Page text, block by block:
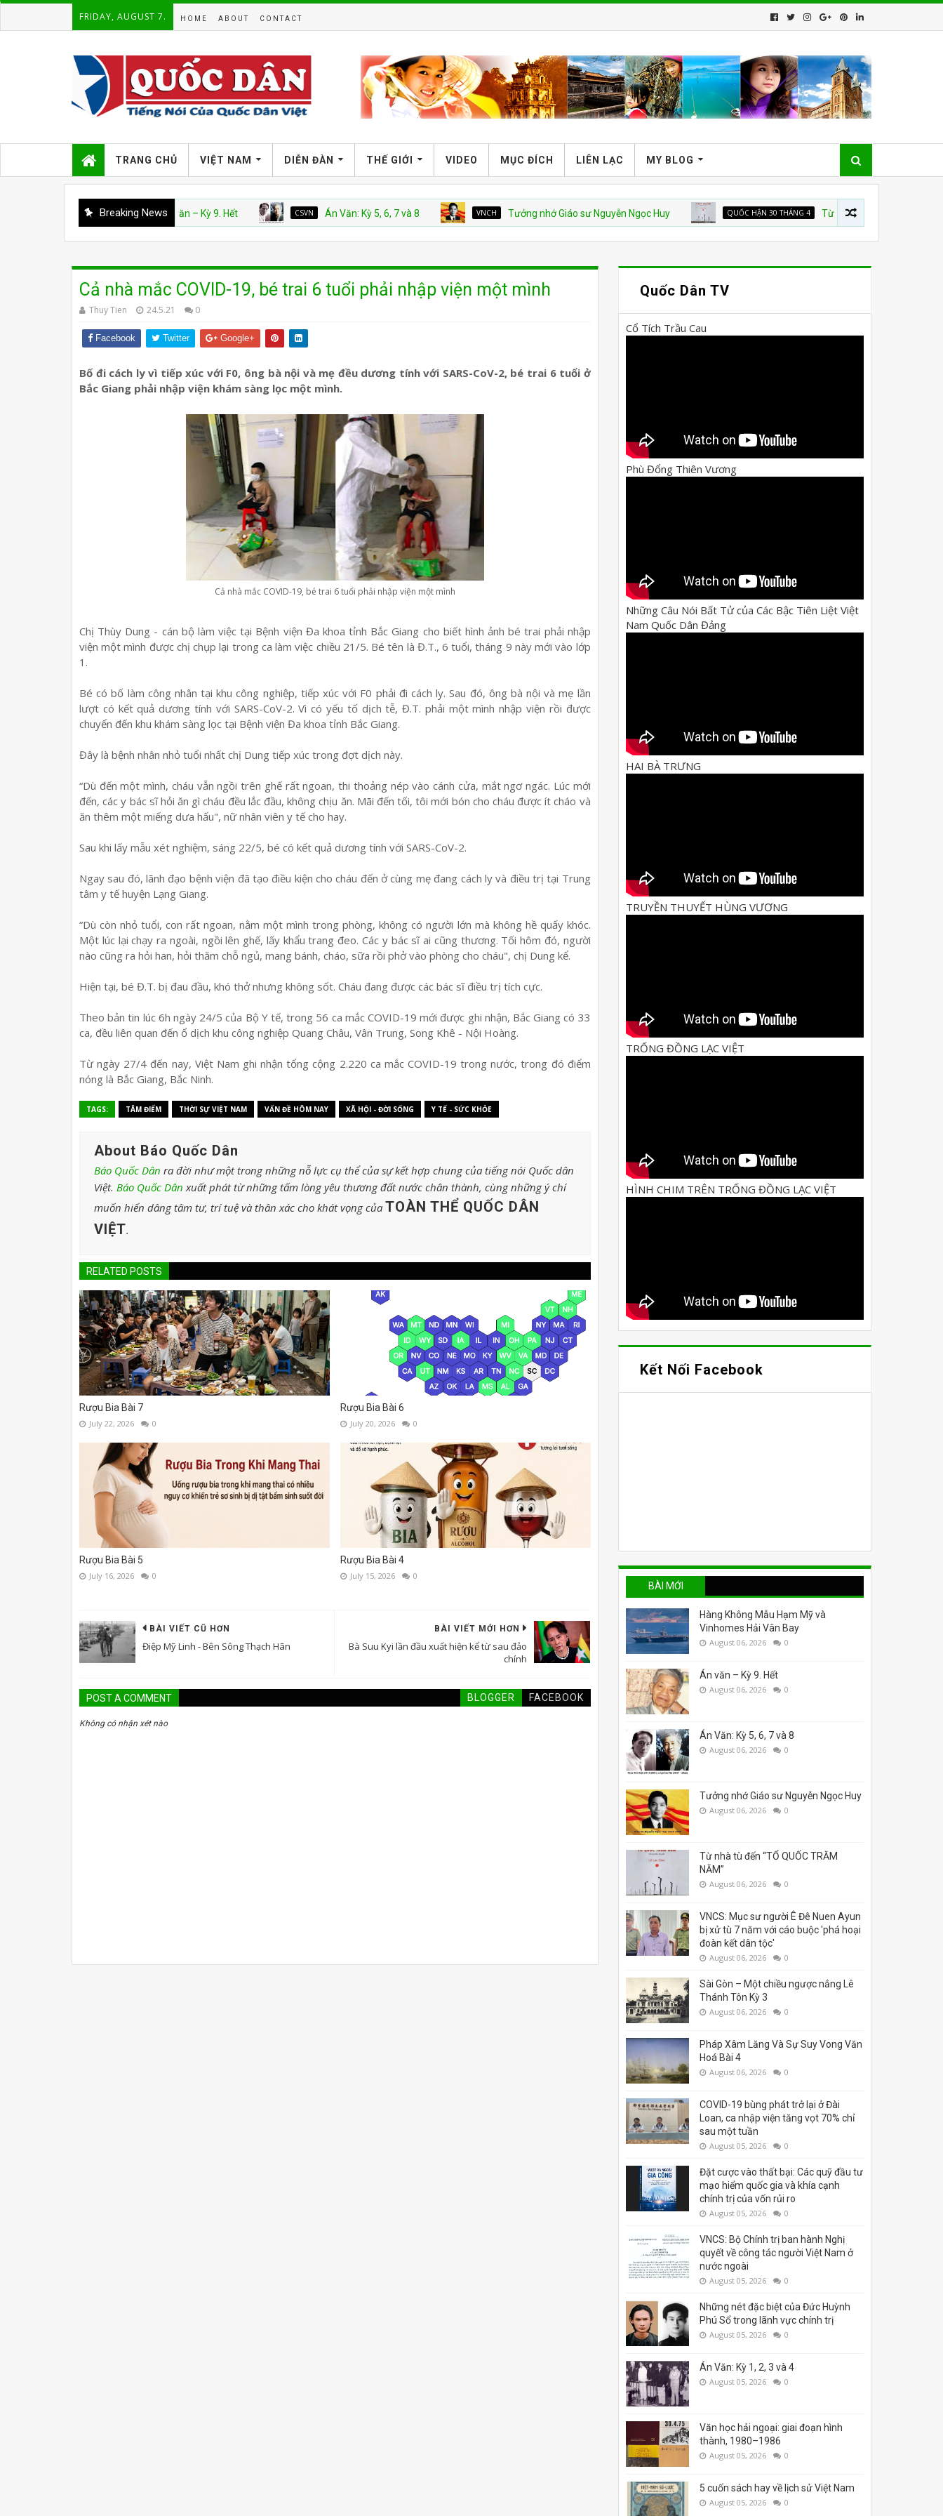
FRIDAY, AUGUST 7. HOME ABOUT CONTACT
TRANG CHỦ VIỆT NAM DIỄN ĐÀN THẾ GIỚI VIDEO MỤC ĐÍCH LIÊN LẠC MY BLOG
Breaking News
CSVN Án văn – Kỳ 9. Hết CSVN Án Văn: Kỳ 5, 6, 7 và 8 VNCH Tưởng nhớ Giáo sư Nguyễn Ngọc Huy QUỐC HẬN 30 THÁNG 4 Từ nhà tù đến “TỔ QUỐC TRĂM
Cả nhà mắc COVID-19, bé trai 6 tuổi phải nhập viện một mình
Thuy Tien 24.5.21 0
Facebook Twitter Google+
Bố đi cách ly vì tiếp xúc với F0, ông bà nội và mẹ đều dương tính với SARS-CoV-2, bé trai 6 tuổi ở
Bắc Giang phải nhập viện khám sàng lọc một mình.
Cả nhà mắc COVID-19, bé trai 6 tuổi phải nhập viện một mình
Chị Thùy Dung - cán bộ làm việc tại Bệnh viện Đa khoa tỉnh Bắc Giang cho biết hình ảnh bé trai phải nhập
viện một mình được chị chụp lại trong ca làm việc chiều 21/5. Bé tên là Đ.T., 6 tuổi, tháng 9 này mới vào lớp
1.
Bé có bố làm công nhân tại khu công nghiệp, tiếp xúc với F0 phải đi cách ly. Sau đó, ông bà nội và mẹ lần
lượt có kết quả dương tính với SARS-CoV-2. Vì có yếu tố dịch tễ, Đ.T. phải một mình nhập viện rồi được
chuyển đến khu khám sàng lọc tại Bệnh viện Đa khoa tỉnh Bắc Giang.
Đây là bệnh nhân nhỏ tuổi nhất chị Dung tiếp xúc trong đợt dịch này.
“Dù đến một mình, cháu vẫn ngồi trên ghế rất ngoan, thi thoảng nép vào cánh cửa, mắt ngơ ngác. Lúc mới
đến, các y bác sĩ hỏi ăn gì cháu đều lắc đầu, không chịu ăn. Mãi đến tối, tôi mới bón cho cháu được ít cháo và
ăn thêm một miếng dưa hấu", nữ nhân viên y tế cho hay.
Sau khi lấy mẫu xét nghiệm, sáng 22/5, bé có kết quả dương tính với SARS-CoV-2.
Ngay sau đó, lãnh đạo bệnh viện đã tạo điều kiện cho cháu đến ở cùng mẹ đang cách ly và điều trị tại Trung
tâm y tế huyện Lạng Giang.
“Dù còn nhỏ tuổi, con rất ngoan, nằm một mình trong phòng, không có người lớn mà không hề quấy khóc.
Một lúc lại chạy ra ngoài, ngồi lên ghế, lấy khẩu trang đeo. Các y bác sĩ ai cũng thương. Tối hôm đó, người
nào cũng ra hỏi han, hỏi thăm chỗ ngủ, mang bánh, cháo, sữa rồi phở vào phòng cho cháu", chị Dung kể.
Hiện tại, bé Đ.T. bị đau đầu, khó thở nhưng không sốt. Cháu đang được các bác sĩ điều trị tích cực.
Theo bản tin lúc 6h ngày 24/5 của Bộ Y tế, trong 56 ca mắc COVID-19 mới được ghi nhận, Bắc Giang có 33
ca, đều liên quan đến ổ dịch khu công nghiệp Quang Châu, Vân Trung, Song Khê - Nội Hoàng.
Từ ngày 27/4 đến nay, Việt Nam ghi nhận tổng cộng 2.220 ca mắc COVID-19 trong nước, trong đó điểm
nóng là Bắc Giang, Bắc Ninh.
TAGS: TÂM ĐIỂM THỜI SỰ VIỆT NAM VẤN ĐỀ HÔM NAY XÃ HỘI - ĐỜI SỐNG Y TẾ - SỨC KHỎE
About Báo Quốc Dân
Báo Quốc Dân ra đời như một trong những nỗ lực cụ thể của sự kết hợp chung của tiếng nói Quốc dân
Việt. Báo Quốc Dân xuất phát từ những tấm lòng yêu thương đất nước chân thành, cùng những ý chí
muốn hiến dâng tâm tư, trí tuệ và thân xác cho khát vọng của TOÀN THỂ QUỐC DÂN
VIỆT.
RELATED POSTS
Rượu Bia Bài 7
July 22, 2026 0
Rượu Bia Bài 6
July 20, 2026 0
Rượu Bia Bài 5
July 16, 2026 0
Rượu Bia Bài 4
July 15, 2026 0
BÀI VIẾT MỚI HƠN
Bà Suu Kyi lần đầu xuất hiện kể từ sau đảo
chính
BÀI VIẾT CŨ HƠN
Điệp Mỹ Linh - Bên Sông Thạch Hãn
POST A COMMENT BLOGGER FACEBOOK
Không có nhận xét nào
Quốc Dân TV
Cổ Tích Trầu Cau
Phù Đổng Thiên Vương
Những Câu Nói Bất Tử của Các Bậc Tiên Liệt Việt
Nam Quốc Dân Đảng
HAI BÀ TRƯNG
TRUYỀN THUYẾT HÙNG VƯƠNG
TRỐNG ĐỒNG LẠC VIỆT
HÌNH CHIM TRÊN TRỐNG ĐỒNG LẠC VIỆT
Kết Nối Facebook
BÀI MỚI
Hàng Không Mẫu Hạm Mỹ và
Vinhomes Hải Vân Bay
August 06, 2026 0
Án văn – Kỳ 9. Hết
August 06, 2026 0
Án Văn: Kỳ 5, 6, 7 và 8
August 06, 2026 0
Tưởng nhớ Giáo sư Nguyễn Ngọc Huy
August 06, 2026 0
Từ nhà tù đến “TỔ QUỐC TRĂM
NĂM”
August 06, 2026 0
VNCS: Mục sư người Ê Đê Nuen Ayun
bị xử tù 7 năm với cáo buộc 'phá hoại
đoàn kết dân tộc'
August 06, 2026 0
Sài Gòn – Một chiều ngược nắng Lê
Thánh Tôn Kỳ 3
August 06, 2026 0
Pháp Xâm Lăng Và Sự Suy Vong Văn
Hoá Bài 4
August 06, 2026 0
COVID-19 bùng phát trở lại ở Đài
Loan, ca nhập viện tăng vọt 70% chỉ
sau một tuần
August 05, 2026 0
Đặt cược vào thất bại: Các quỹ đầu tư
mạo hiểm quốc gia và khía cạnh
chính trị của vốn rủi ro
August 05, 2026 0
VNCS: Bộ Chính trị ban hành Nghị
quyết về công tác người Việt Nam ở
nước ngoài
August 05, 2026 0
Những nét đặc biệt của Đức Huỳnh
Phú Sổ trong lãnh vực chính trị
August 05, 2026 0
Án Văn: Kỳ 1, 2, 3 và 4
August 05, 2026 0
Văn học hải ngoại: giai đoạn hình
thành, 1980–1986
August 05, 2026 0
5 cuốn sách hay về lịch sử Việt Nam
August 05, 2026 0